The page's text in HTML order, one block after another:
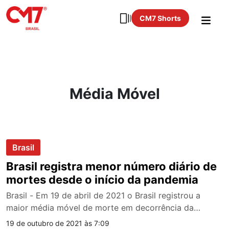
CM7 Shorts
Média Móvel
Brasil
Brasil registra menor número diário de
mortes desde o início da pandemia
Brasil - Em 19 de abril de 2021 o Brasil registrou a
maior média móvel de morte em decorrência da…
19 de outubro de 2021 às 7:09